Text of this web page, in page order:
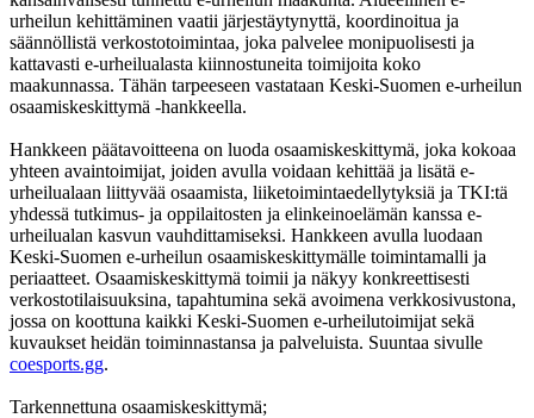
urheilun kehittäminen vaatii järjestäytynyttä, koordinoitua ja
säännöllistä verkostotoimintaa, joka palvelee monipuolisesti ja
kattavasti e-urheilualasta kiinnostuneita toimijoita koko
maakunnassa. Tähän tarpeeseen vastataan Keski-Suomen e-urheilun
osaamiskeskittymä -hankkeella.
Hankkeen päätavoitteena on luoda osaamiskeskittymä, joka kokoaa
yhteen avaintoimijat, joiden avulla voidaan kehittää ja lisätä e-
urheilualaan liittyvää osaamista, liiketoimintaedellytyksiä ja TKI:tä
yhdessä tutkimus- ja oppilaitosten ja elinkeinoelämän kanssa e-
urheilualan kasvun vauhdittamiseksi. Hankkeen avulla luodaan
Keski-Suomen e-urheilun osaamiskeskittymälle toimintamalli ja
periaatteet. Osaamiskeskittymä toimii ja näkyy konkreettisesti
verkostotilaisuuksina, tapahtumina sekä avoimena verkkosivustona,
jossa on koottuna kaikki Keski-Suomen e-urheilutoimijat sekä
kuvaukset heidän toiminnastansa ja palveluista. Suuntaa sivulle
coesports.gg.
Tarkennettuna osaamiskeskittymä;